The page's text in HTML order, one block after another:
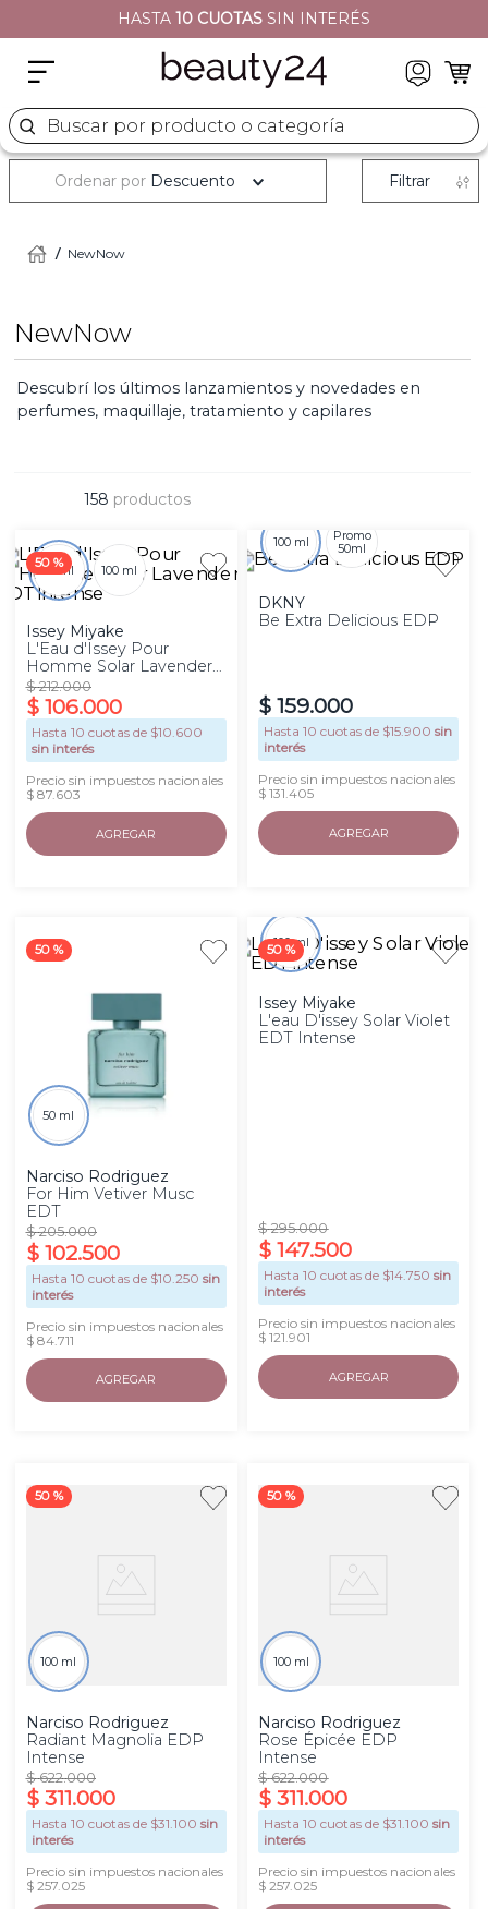
HASTA 10 CUOTAS SIN INTERÉS
Buscar por producto o categoría
NewNow
NewNow
Descubrí los últimos lanzamientos y novedades en
perfumes, maquillaje, tratamiento y capilares
Ordenar por Descuento Filtrar
158 productos
50 %
50 ml 100 ml
Issey Miyake
L'Eau d'Issey Pour
Homme Solar Lavender
EDT Intense
$ 212.000
$ 106.000
Hasta 10 cuotas de $10.600
sin interés
Precio sin impuestos nacionales
$ 87.603
AGREGAR
100 ml
Promo
50ml
DKNY
Be Extra Delicious EDP
$ 159.000
Hasta10 cuotas de $15.900 sin
interés
Precio sin impuestos nacionales
$ 131.405
AGREGAR
50 %
50 ml
Narciso Rodriguez
For Him Vetiver Musc
EDT
$ 205.000
$ 102.500
Hasta 10 cuotas de $10.250 sin
interés
Precio sin impuestos nacionales
$ 84.711
AGREGAR
50 %
100 ml
Issey Miyake
L'eau D'issey Solar Violet
EDT Intense
$ 295.000
$ 147.500
Hasta10 cuotas de $14.750 sin
interés
Precio sin impuestos nacionales
$ 121.901
AGREGAR
50 %
100 ml
Narciso Rodriguez
Radiant Magnolia EDP
Intense
$ 622.000
$ 311.000
Hasta 10 cuotas de $31.100 sin
interés
Precio sin impuestos nacionales
$ 257.025
50 %
100 ml
Narciso Rodriguez
Rose Épicée EDP
Intense
$ 622.000
$ 311.000
Hasta10 cuotas de $31.100 sin
interés
Precio sin impuestos nacionales
$ 257.025
naj oleari
5. versace